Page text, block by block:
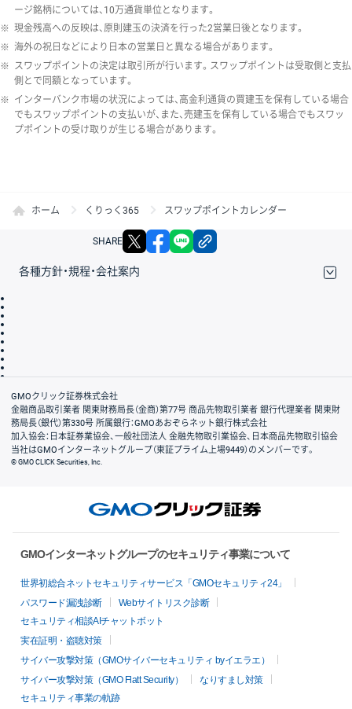
ージ銘柄については、10万通貨単位となります。
※ 現金残高への反映は、原則建玉の決済を行った2営業日後となります。
※ 海外の祝日などにより日本の営業日と異なる場合があります。
※ スワップポイントの決定は取引所が行います。スワップポイントは受取側と支払
側とで同額となっています。
※ インターバンク市場の状況によっては、高金利通貨の買建玉を保有している場合
でもスワップポイントの支払いが、また、売建玉を保有している場合でもスワッ
プポイントの受け取りが生じる場合があります。
ホーム くりっく365 スワップポイントカレンダー
SHARE X facebook
各種方針・規程・会社案内
会社案内
GMOクリック証券株式会社
金融商品取引業者 関東財務局長（金商）第77号 商品先物取引業者 銀行代理業者 関東財
務局長（銀代）第330号 所属銀行：GMOあおぞらネット銀行株式会社
加入協会：日本証券業協会、一般社団法人 金融先物取引業協会、日本商品先物取引協会
当社はGMOインターネットグループ（東証プライム上場9449）のメンバーです。
© GMO CLICK Securities, Inc.
GMOインターネットグループのセキュリティ事業について
世界初総合ネットセキュリティサービス「GMOセキュリティ24」
パスワード漏洩診断
Webサイトリスク診断
セキュリティ相談AIチャットボット
実在証明・盗聴対策
サイバー攻撃対策（GMOサイバーセキュリティ byイエラエ）
サイバー攻撃対策（GMO Flatt Security）
なりすまし対策
セキュリティ事業の軌跡